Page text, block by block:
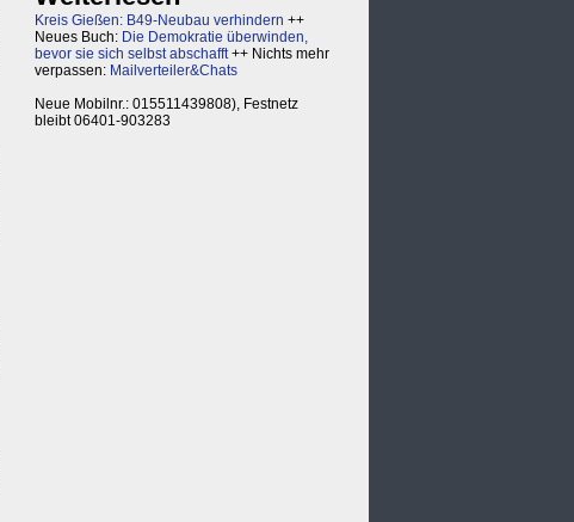
Kreis Gießen: B49-Neubau verhindern ++
Neues Buch: Die Demokratie überwinden,
bevor sie sich selbst abschafft++ Nichts mehr
verpassen: Mailverteiler&Chats
Neue Mobilnr.: 015511439808), Festnetz
bleibt 06401-903283